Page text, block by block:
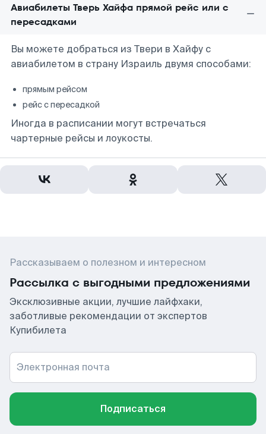
Авиабилеты Тверь Хайфа прямой рейс или с
пересадками
Вы можете добраться из Твери в Хайфу с
авиабилетом в страну Израиль двумя способами:
прямым рейсом
рейс с пересадкой
Иногда в расписании могут встречаться
чартерные рейсы и лоукосты.
Рассказываем о полезном и интересном
Рассылка с выгодными предложениями
Эксклюзивные акции, лучшие лайфхаки,
заботливые рекомендации от экспертов
Купибилета
Электронная почта
Подписаться